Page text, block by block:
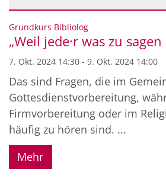
Datum: 7. Oktober 2024
Grundkurs Bibliolog:
„Weil jede·r was zu sagen
7. Okt. 2024 14:30 - 9. Okt. 2024 14:00
Das sind Fragen, die im
Gottesdienstvorbereitung,
Firmvorbereitung oder im
häufig zu hören sind. ...
Mehr